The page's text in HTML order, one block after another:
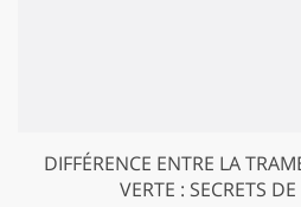
DIFFÉRENCE ENTRE LA
VERTE : SECRETS